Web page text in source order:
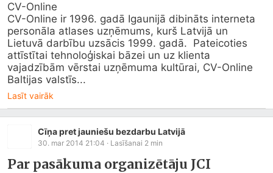
CV-Online
CV-Online ir 1996. gadā Igaunijā dibināts interneta
personāla atlases uzņēmums, kurš Latvijā un
Lietuvā darbību uzsācis 1999. gadā.  Pateicoties
attīstītai tehnoloģiskai bāzei un uz klienta
vajadzībām vērstai uzņēmuma kultūrai, CV-Online
Baltijas valstīs...
Lasīt vairāk
Cīņa pret jauniešu bezdarbu Latvijā
30. mar 2014 21:04 · Lasīšanai 2 min
Par pasākuma organizētāju JCI